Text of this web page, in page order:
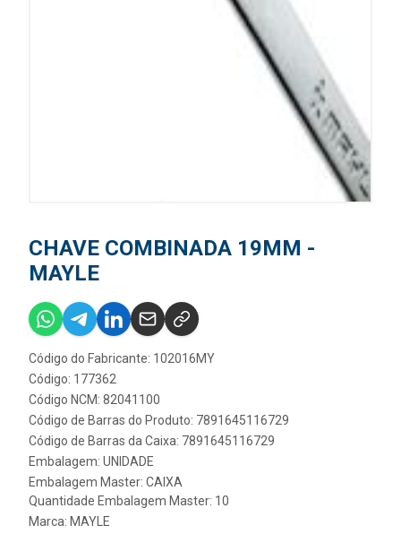
CHAVE COMBINADA 19MM -
MAYLE
Código do Fabricante: 102016MY
Código: 177362
Código NCM: 82041100
Código de Barras do Produto: 7891645116729
Código de Barras da Caixa: 7891645116729
Embalagem: UNIDADE
Embalagem Master: CAIXA
Quantidade Embalagem Master: 10
Marca: MAYLE